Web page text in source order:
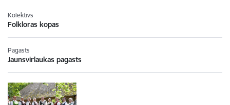
Kolektīvs
Folkloras kopas
Pagasts
Jaunsvirlaukas pagasts